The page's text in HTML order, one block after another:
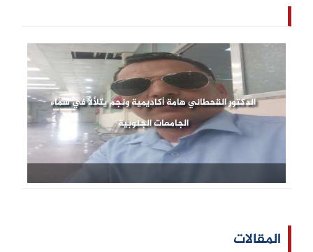
الدكتور القحطاني هامة أكاديمية ونجم يتلألأ في سماء
الجامعات الجنوبية
المقالات